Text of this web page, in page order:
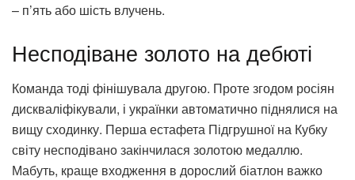
– п’ять або шість влучень.
Несподіване золото на дебюті
Команда тоді фінішувала другою. Проте згодом росіян
дискваліфікували, і українки автоматично піднялися на
вищу сходинку. Перша естафета Підгрушної на Кубку
світу несподівано закінчилася золотою медаллю.
Мабуть, краще входження в дорослий біатлон важко